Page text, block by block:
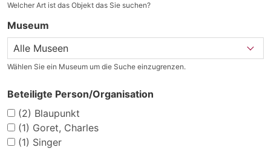
Welcher Art ist das Objekt das Sie suchen?
Museum
Wählen Sie ein Museum um die Suche einzugrenzen.
Beteiligte Person/Organisation
(2) Blaupunkt
(1) Goret, Charles
(1) Singer